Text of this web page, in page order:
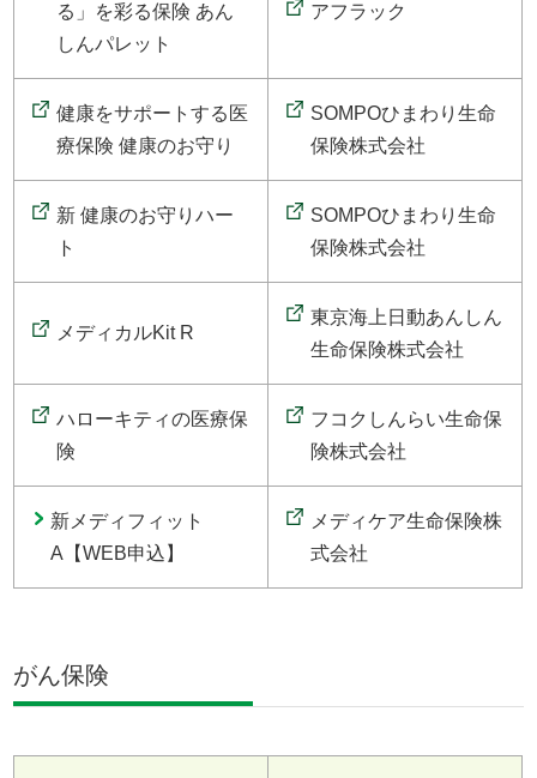
る」を彩る保険 あん
しんパレット
アフラック
健康をサポートする医
療保険 健康のお守り
SOMPOひまわり生命
保険株式会社
新 健康のお守りハー
ト
SOMPOひまわり生命
保険株式会社
メディカルKit R
東京海上日動あんしん
生命保険株式会社
ハローキティの医療保
険
フコクしんらい生命保
険株式会社
新メディフィット
A【WEB申込】
メディケア生命保険株
式会社
がん保険